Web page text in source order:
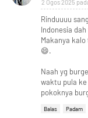
2 Ogos 2025
Rinduuuu
Indonesia
Makanya
😄.
Naah yg
waktu pula
pokoknya
Balas Padam